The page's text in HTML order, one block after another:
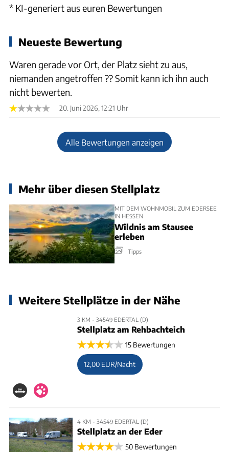
* KI-generiert aus euren Bewertungen
Neueste Bewertung
Waren gerade vor Ort, der Platz sieht zu aus,
niemanden angetroffen ?? Somit kann ich ihn auch
nicht bewerten.
20. Juni 2026, 12:21 Uhr
Alle Bewertungen anzeigen
Mehr über diesen Stellplatz
MIT DEM WOHNMOBIL ZUM EDERSEE
IN HESSEN
Wildnis am Stausee
erleben
Tipps
Weitere Stellplätze in der Nähe
3 KM - 34549 EDERTAL (D)
Stellplatz am Rehbachteich
15 Bewertungen
12,00 EUR/Nacht
4 KM - 34549 EDERTAL (D)
Stellplatz an der Eder
50 Bewertungen